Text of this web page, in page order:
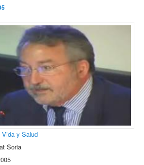
Vida y Salud
Soria